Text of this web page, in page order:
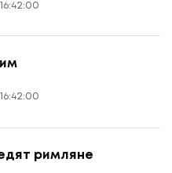
римляне